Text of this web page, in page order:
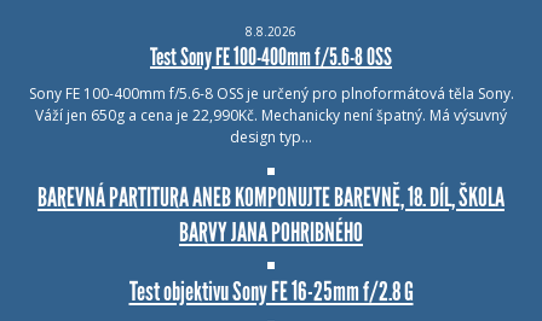
8.8.2026
Test Sony FE 100-400mm f/5.6-8 OSS
Sony FE 100-400mm f/5.6-8 OSS je určený pro plnoformátová těla Sony.
Váží jen 650g a cena je 22,990Kč. Mechanicky není špatný. Má výsuvný
design typ…
BAREVNÁ PARTITURA ANEB KOMPONUJTE BAREVNĚ, 18. DÍL, ŠKOLA
BARVY JANA POHRIBNÉHO
Test objektivu Sony FE 16-25mm f/2.8 G